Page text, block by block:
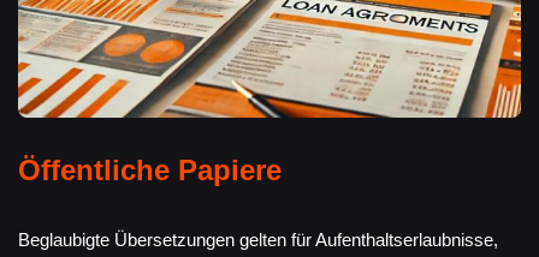
Öffentliche Papiere
Beglaubigte Übersetzungen gelten für Aufenthaltserlaubnisse,